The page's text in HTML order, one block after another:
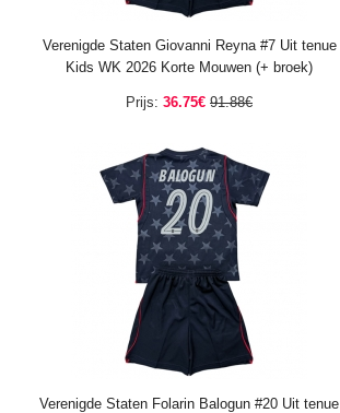
Verenigde Staten Giovanni Reyna #7 Uit tenue
Kids WK 2026 Korte Mouwen (+ broek)
Prijs: 36.75€ 91.88€
Verenigde Staten Folarin Balogun #20 Uit tenue